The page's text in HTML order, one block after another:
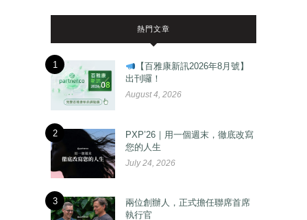
熱門文章
1
【百雅康新訊2026年8月號】
出刊囉！
August 4, 2026
2
PXP’26｜用一個週末，徹底改寫
您的人生
July 24, 2026
3
兩位創辦人，正式擔任聯席首席
執行官